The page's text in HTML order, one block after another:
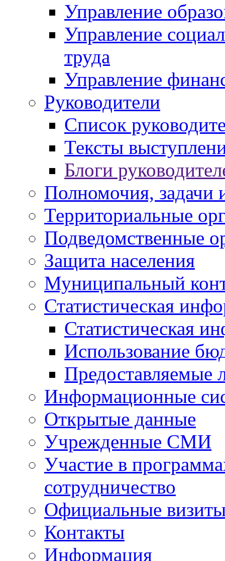
Управление
Управление
труда
Управление
Руководители
Список
Тексты
Блоги
Полномочия, задачи
Территориальные
Подведомственные
Защита населения
Муниципальный
Статистическая
Статистическая
Использование
Предоставляемые
Информационные
Открытые данные
Учрежденные СМИ
Участие в
сотрудничество
Официальные
Контакты
Информация